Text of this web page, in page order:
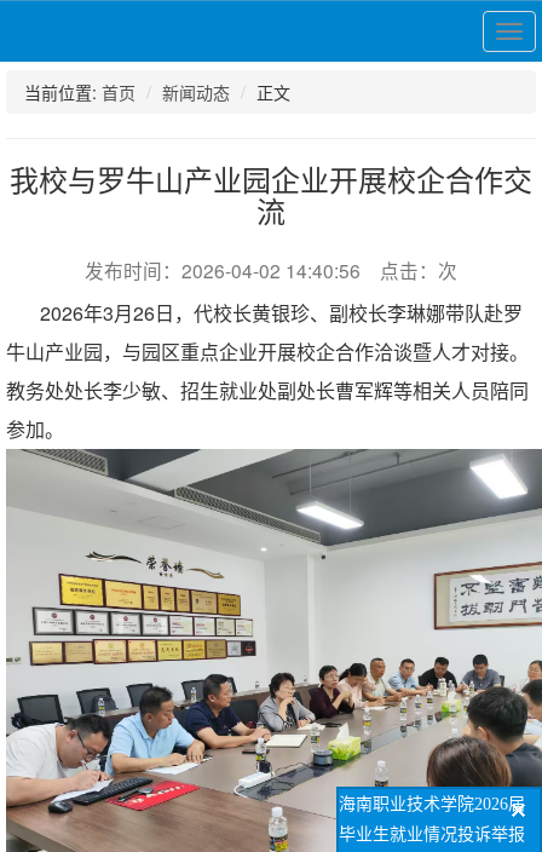
展
开
当前位置: 首页 新闻动态 正文
我校与罗牛山产业园企业开展校企合作交
流
发布时间：2026-04-02 14:40:56 点击： 次
2026年3月26日，代校长黄银珍、副校长李琳娜带队赴罗
牛山产业园，与园区重点企业开展校企合作洽谈暨人才对接。
教务处处长李少敏、招生就业处副处长曹军辉等相关人员陪同
参加。
海南职业技术学院2026届
毕业生就业情况投诉举报